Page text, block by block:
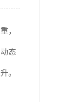
，
态
。